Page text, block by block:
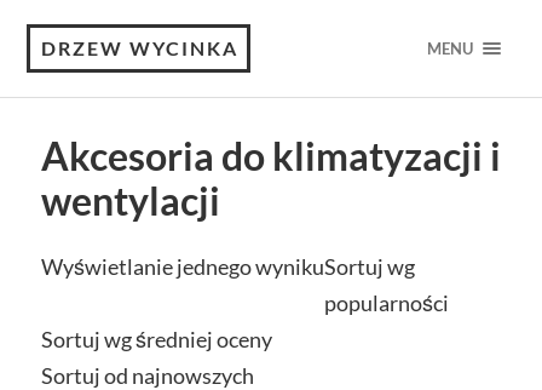
DRZEW WYCINKA MENU
Akcesoria do klimatyzacji i
wentylacji
Wyświetlanie jednego wynikuSortuj wg
popularności
Sortuj wg średniej oceny
Sortuj od najnowszych